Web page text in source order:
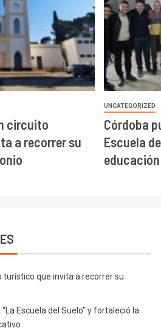
circuito
a recorrer su
UNCATEGORIZED
Córdoba
Escuela
turístico que invita a recorrer su
Escuela del Suelo” y fortaleció la